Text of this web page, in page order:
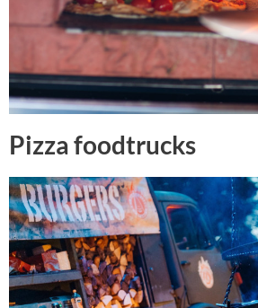
Pizza foodtrucks